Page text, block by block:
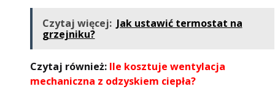
Czytaj więcej: Jak ustawić termostat na
grzejniku?
Czytaj również: Ile kosztuje wentylacja
mechaniczna z odzyskiem ciepła?